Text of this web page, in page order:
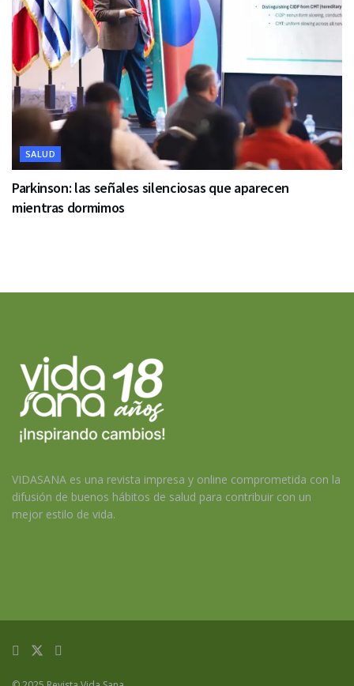
SALUD
Parkinson: las señales silenciosas que aparecen
mientras dormimos
VIDASANA es una revista impresa y online comprometida con la
difusión de buenos hábitos de salud para contribuir con un
mejor estilo de vida.